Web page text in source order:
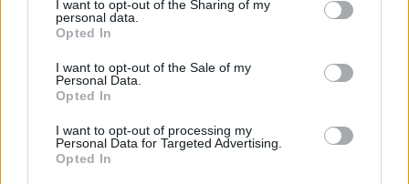
I want to opt-out of the Sharing of my
personal data.
Opted In
I want to opt-out of the Sale of my
Personal Data.
Opted In
I want to opt-out of processing my
Personal Data for Targeted Advertising.
Opted In
Β.Σ. Καρούλιας: Τζίρος 98,7
εκατ. ευρώ και αύξηση κερδών
57% - Τα νέα στοιχήματα σε
Deloitte Ελλάδος:
Χρηματοοικονομικός
ενέργειας